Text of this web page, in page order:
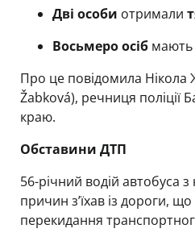
Дві особи отримали
Восьмеро осіб мають
Про це повідомила Нікола
Žabková), речниця поліції
краю.
Обставини ДТП
56-річний водій автобуса
причин з’їхав із дороги,
перекидання